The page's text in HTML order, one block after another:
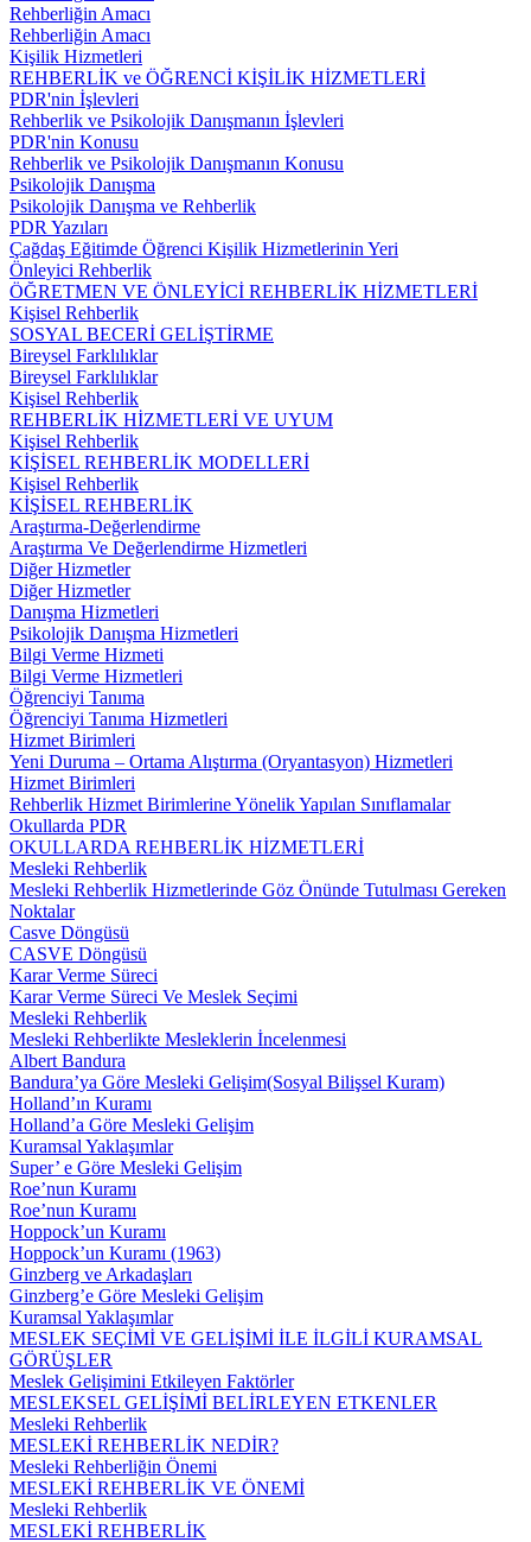
Rehberliğin Amacı
Rehberliğin Amacı
Kişilik Hizmetleri
REHBERLİK ve ÖĞRENCİ KİŞİLİK HİZMETLERİ
PDR'nin İşlevleri
Rehberlik ve Psikolojik Danışmanın İşlevleri
PDR'nin Konusu
Rehberlik ve Psikolojik Danışmanın Konusu
Psikolojik Danışma
Psikolojik Danışma ve Rehberlik
PDR Yazıları
Çağdaş Eğitimde Öğrenci Kişilik Hizmetlerinin Yeri
Önleyici Rehberlik
ÖĞRETMEN VE ÖNLEYİCİ REHBERLİK HİZMETLERİ
Kişisel Rehberlik
SOSYAL BECERİ GELİŞTİRME
Bireysel Farklılıklar
Bireysel Farklılıklar
Kişisel Rehberlik
REHBERLİK HİZMETLERİ VE UYUM
Kişisel Rehberlik
KİŞİSEL REHBERLİK MODELLERİ
Kişisel Rehberlik
KİŞİSEL REHBERLİK
Araştırma-Değerlendirme
Araştırma Ve Değerlendirme Hizmetleri
Diğer Hizmetler
Diğer Hizmetler
Danışma Hizmetleri
Psikolojik Danışma Hizmetleri
Bilgi Verme Hizmeti
Bilgi Verme Hizmetleri
Öğrenciyi Tanıma
Öğrenciyi Tanıma Hizmetleri
Hizmet Birimleri
Yeni Duruma – Ortama Alıştırma (Oryantasyon) Hizmetleri
Hizmet Birimleri
Rehberlik Hizmet Birimlerine Yönelik Yapılan Sınıflamalar
Okullarda PDR
OKULLARDA REHBERLİK HİZMETLERİ
Mesleki Rehberlik
Mesleki Rehberlik Hizmetlerinde Göz Önünde Tutulması Gereken
Noktalar
Casve Döngüsü
CASVE Döngüsü
Karar Verme Süreci
Karar Verme Süreci Ve Meslek Seçimi
Mesleki Rehberlik
Mesleki Rehberlikte Mesleklerin İncelenmesi
Albert Bandura
Bandura’ya Göre Mesleki Gelişim(Sosyal Bilişsel Kuram)
Holland’ın Kuramı
Holland’a Göre Mesleki Gelişim
Kuramsal Yaklaşımlar
Super’ e Göre Mesleki Gelişim
Roe’nun Kuramı
Roe’nun Kuramı
Hoppock’un Kuramı
Hoppock’un Kuramı (1963)
Ginzberg ve Arkadaşları
Ginzberg’e Göre Mesleki Gelişim
Kuramsal Yaklaşımlar
MESLEK SEÇİMİ VE GELİŞİMİ İLE İLGİLİ KURAMSAL
GÖRÜŞLER
Meslek Gelişimini Etkileyen Faktörler
MESLEKSEL GELİŞİMİ BELİRLEYEN ETKENLER
Mesleki Rehberlik
MESLEKİ REHBERLİK NEDİR?
Mesleki Rehberliğin Önemi
MESLEKİ REHBERLİK VE ÖNEMİ
Mesleki Rehberlik
MESLEKİ REHBERLİK